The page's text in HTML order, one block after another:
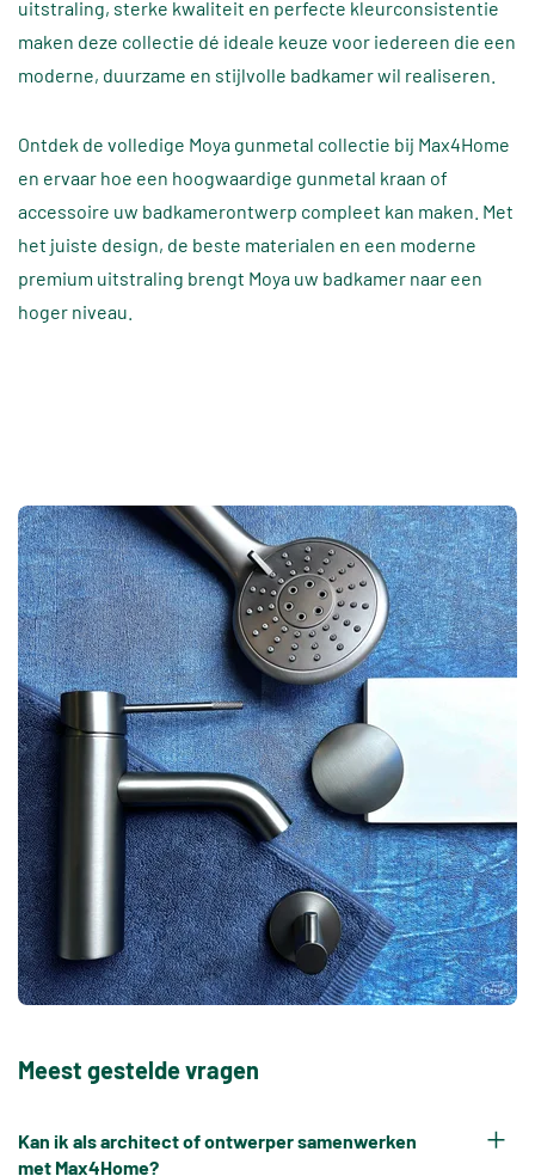
uitstraling, sterke kwaliteit en perfecte kleurconsistentie
maken deze collectie dé ideale keuze voor iedereen die een
moderne, duurzame en stijlvolle badkamer wil realiseren.
Ontdek de volledige Moya gunmetal collectie bij Max4Home
en ervaar hoe een hoogwaardige gunmetal kraan of
accessoire uw badkamerontwerp compleet kan maken. Met
het juiste design, de beste materialen en een moderne
premium uitstraling brengt Moya uw badkamer naar een
hoger niveau.
Meest gestelde vragen
Kan ik als architect of ontwerper samenwerken
met Max4Home?